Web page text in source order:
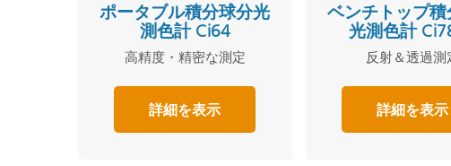
ポータブル積分球分光
測色計 Ci64
高精度・精密な測定
詳細を表示
ベンチトップ
光測色計
反射＆透過測
詳細を表示